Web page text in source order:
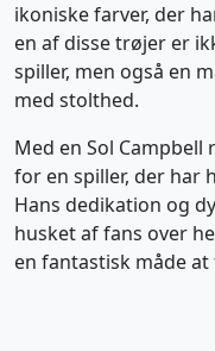
ikoniske farver, der
en af disse trøjer er
spiller, men også en
med stolthed.
Med en Sol
for en spiller, der har
Hans dedikation og
husket af fans over
en fantastisk måde